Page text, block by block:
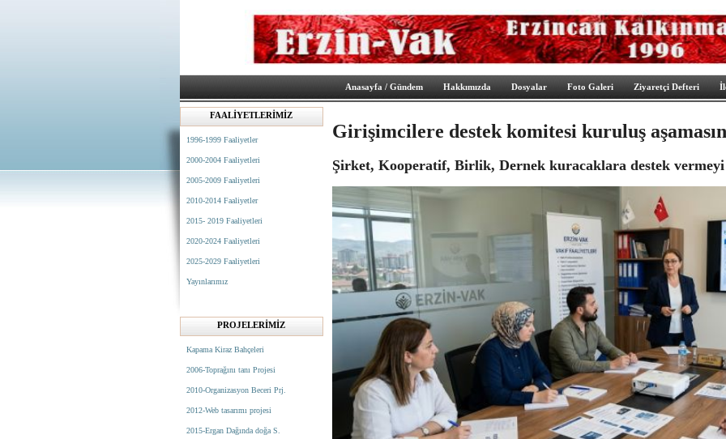
Anasayfa / Gündem Hakkımızda Dosyalar Foto Galeri Ziyaretçi Defteri
FAALİYETLERİMİZ
1996-1999 Faaliyetler
2000-2004 Faaliyetleri
2005-2009 Faaliyetleri
2010-2014 Faaliyetler
2015- 2019 Faaliyetleri
2020-2024 Faaliyetleri
2025-2029 Faaliyetleri
Yayınlarımız
PROJELERİMİZ
Kapama Kiraz Bahçeleri
2006-Toprağını tanı Projesi
2010-Organizasyon Beceri Prj.
2012-Web tasarımı projesi
2015-Ergan Dağında doğa S.
Girişimcilere destek komitesi kuruluş
Şirket, Kooperatif, Birlik, Dernek kuracaklara destek